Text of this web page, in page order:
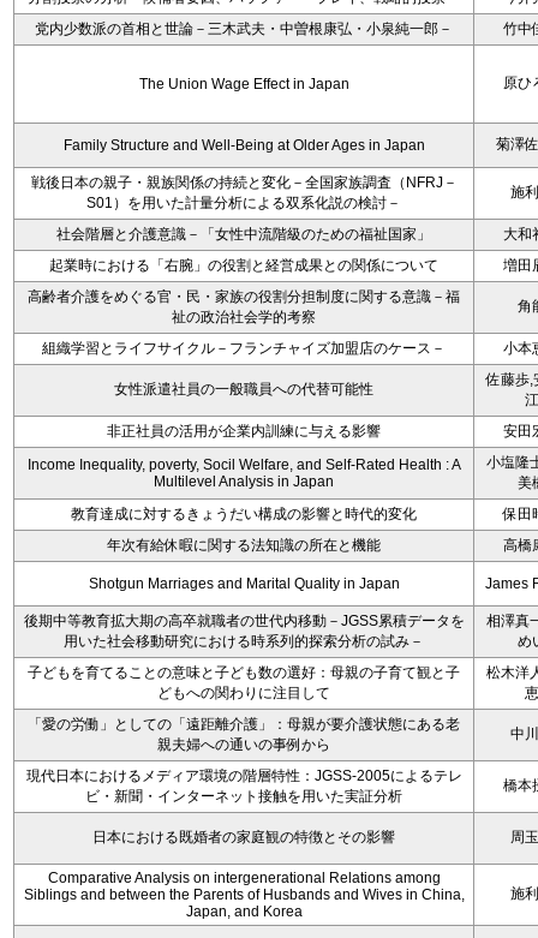
党内少数派の首相と世論－三木武夫・中曽根康弘・小泉純一郎－
竹中
The Union Wage Effect in Japan 原ひ
Family Structure and Well-Being at Older Ages in Japan 菊澤
戦後日本の親子・親族関係の持続と変化－全国家族調査（NFRJ－
S01）を用いた計量分析による双系化説の検討－
施
社会階層と介護意識－「女性中流階級のための福祉国家」
大和
起業時における「右腕」の役割と経営成果との関係について
増田
高齢者介護をめぐる官・民・家族の役割分担制度に関する意識－福
祉の政治社会学的考察
角
組織学習とライフサイクル－フランチャイズ加盟店のケース－ 小本
女性派遣社員の一般職員への代替可能性
佐藤歩,
江
非正社員の活用が企業内訓練に与える影響
安田
Income Inequality, poverty, Socil Welfare, and Self-Rated Health : A
Multilevel Analysis in Japan
小塩隆
美
教育達成に対するきょうだい構成の影響と時代的変化
保田
年次有給休暇に関する法知識の所在と機能
高橋
Shotgun Marriages and Marital Quality in Japan James
後期中等教育拡大期の高卒就職者の世代内移動－JGSS累積データを
用いた社会移動研究における時系列的探索分析の試み－
相澤真
め
子どもを育てることの意味と子ども数の選好：母親の子育て観と子
どもへの関わりに注目して
松木洋
恵
「愛の労働」としての「遠距離介護」：母親が要介護状態にある老
親夫婦への通いの事例から
中
現代日本におけるメディア環境の階層特性：JGSS-2005によるテレ
ビ・新聞・インターネット接触を用いた実証分析
橋本
日本における既婚者の家庭観の特徴とその影響 周
Comparative Analysis on intergenerational Relations among
Siblings and between the Parents of Husbands and Wives in China,
Japan, and Korea
施